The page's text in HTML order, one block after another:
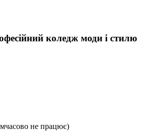
коледж моди і стилю
не працює)